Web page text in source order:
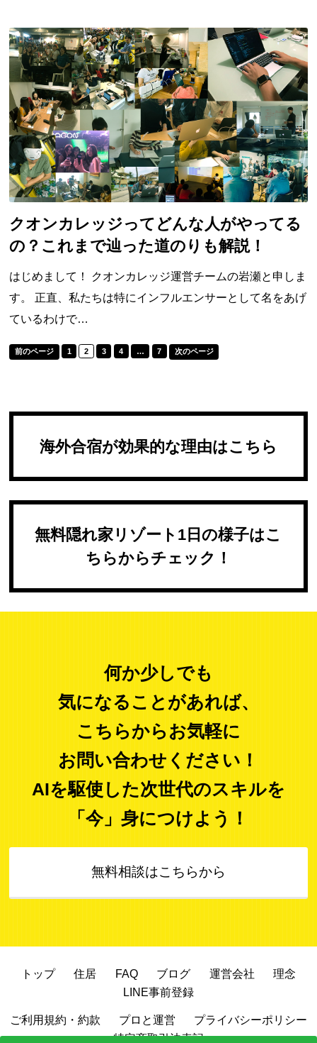
クオンカレッジってどんな人がやってる
の？これまで辿った道のりも解説！
はじめまして！ クオンカレッジ運営チームの岩瀬と申しま
す。 正直、私たちは特にインフルエンサーとして名をあげ
ているわけで…
前のページ 1 2 3 4 … 7 次のページ
海外合宿が効果的な理由はこちら
無料隠れ家リゾート1日の様子はこ
ちらからチェック！
何か少しでも
気になることがあれば、
こちらからお気軽に
お問い合わせください！
AIを駆使した次世代のスキルを
「今」身につけよう！
無料相談はこちらから
トップ 住居 FAQ ブログ 運営会社
理念
LINE事前登録
ご利用規約・約款 プロと運営
プライバシーポリシー
特定商取引法表記